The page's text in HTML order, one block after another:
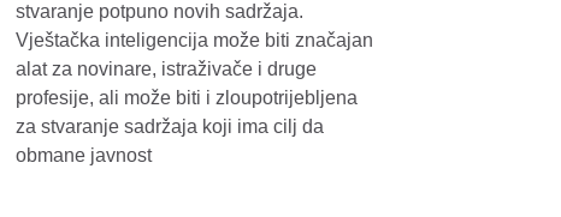
stvaranje potpuno novih sadržaja.
Vještačka inteligencija može biti značajan
alat za novinare, istraživače i druge
profesije, ali može biti i zloupotrijebljena
za stvaranje sadržaja koji ima cilj da
obmane javnost